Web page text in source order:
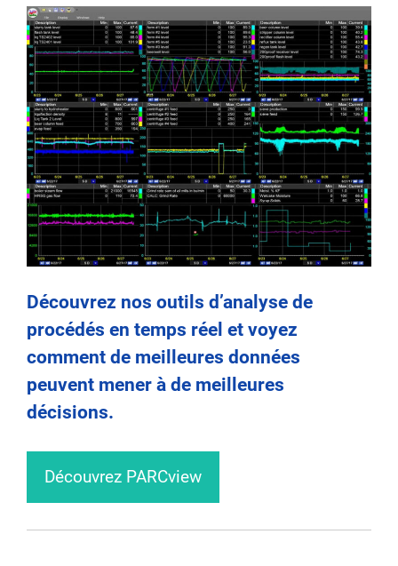
Découvrez nos outils d’analyse de
procédés en temps réel et voyez
comment de meilleures données
peuvent mener à de meilleures
décisions.
Découvrez PARCview